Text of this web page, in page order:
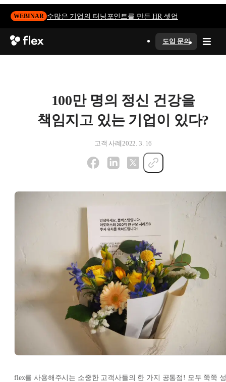
WEBINAR 수많은 기업의 터닝포인트를 만든 HR 셋업
도입 문의
100만 명의 정신 건강을
책임지고 있는 기업이 있다?
고객 사례 2022. 3. 16
flex를 사용해주시는 소중한 고객사들의 한 가지 공통점! 모두 쭉쭉 성